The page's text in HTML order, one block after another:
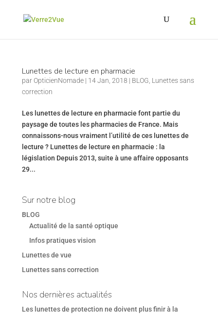
Lunettes de lecture en pharmacie
par OpticienNomade| 14 Jan, 2018 | BLOG Lunettes sans
correction
Les lunettes de lecture en pharmacie font partie du
paysage de toutes les pharmacies de France. Mais
connaissons-nous vraiment l’utilité de ces lunettes de
lecture ? Lunettes de lecture en pharmacie : la
législation Depuis 2013, suite à une affaire opposants
29...
Sur notre blog
BLOG
Actualité de la santé optique
Infos pratiques vision
Lunettes de vue
Lunettes sans correction
Nos dernières actualités
Les lunettes de protection ne doivent plus finir à la